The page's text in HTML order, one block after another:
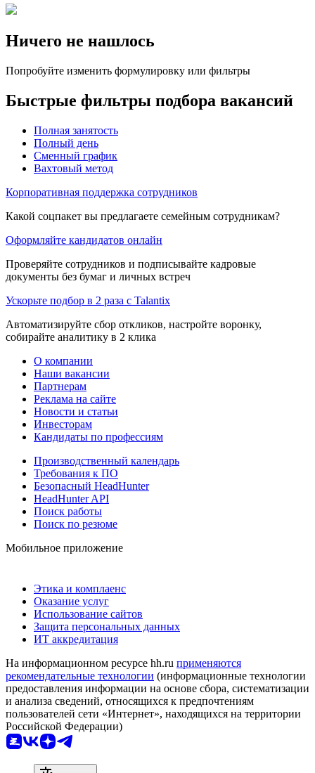
Ничего не нашлось
Попробуйте изменить формулировку или фильтры
Быстрые фильтры подбора вакансий
Полная занятость
Полный день
Сменный график
Вахтовый метод
Корпоративная поддержка сотрудников
Какой соцпакет вы предлагаете семейным сотрудникам?
Оформляйте кандидатов онлайн
Проверяйте сотрудников и подписывайте кадровые
документы без бумаг и личных встреч
Ускорьте подбор в 2 раза с Talantix
Автоматизируйте сбор откликов, настройте воронку,
собирайте аналитику в 2 клика
О компании
Наши вакансии
Партнерам
Реклама на сайте
Новости и статьи
Инвесторам
Кандидаты по профессиям
Производственный календарь
Требования к ПО
Безопасный HeadHunter
HeadHunter API
Поиск работы
Поиск по резюме
Мобильное приложение
Этика и комплаенс
Оказание услуг
Использование сайтов
Защита персональных данных
ИТ аккредитация
На информационном ресурсе hh.ru применяются
рекомендательные технологии (информационные технологии
предоставления информации на основе сбора, систематизации
и анализа сведений, относящихся к предпочтениям
пользователей сети «Интернет», находящихся на территории
Российской Федерации)